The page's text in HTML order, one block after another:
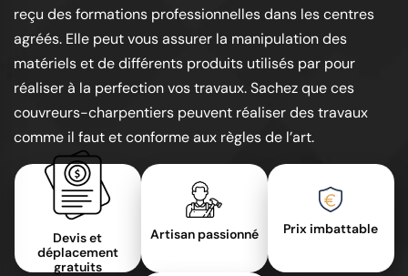
reçu des formations professionnelles dans les centres
agréés. Elle peut vous assurer la manipulation des
matériels et de différents produits utilisés par pour
réaliser à la perfection vos travaux. Sachez que ces
couvreurs-charpentiers peuvent réaliser des travaux
comme il faut et conforme aux règles de l’art.
Devis et
déplacement
gratuits
Artisan passionné Prix imbattable